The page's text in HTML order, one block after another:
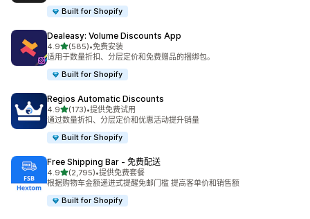
Built for Shopify
Dealeasy: Volume Discounts App
4.9星（满分 5 星）
(585)
总共 585 条评论
•免费安装
适用于数量折扣、分层定价和免费赠品的捆绑包。
Built for Shopify
Regios Automatic Discounts
4.9星（满分 5 星）
(173)
总共 173 条评论
•提供免费试用
通过数量折扣、分层定价和优惠活动提升销量
Built for Shopify
Free Shipping Bar ‑ 免费配送
4.9星（满分 5 星）
(2,795)
总共 2795 条评论
•提供免费套餐
根据购物车金额递进式提醒免邮门槛 提高客单价和销售额
Built for Shopify